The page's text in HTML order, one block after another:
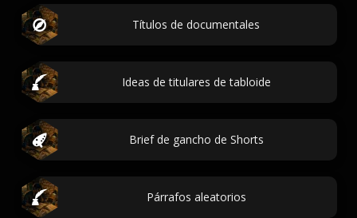
Títulos de documentales
Ideas de titulares de tabloide
Brief de gancho de Shorts
Párrafos aleatorios